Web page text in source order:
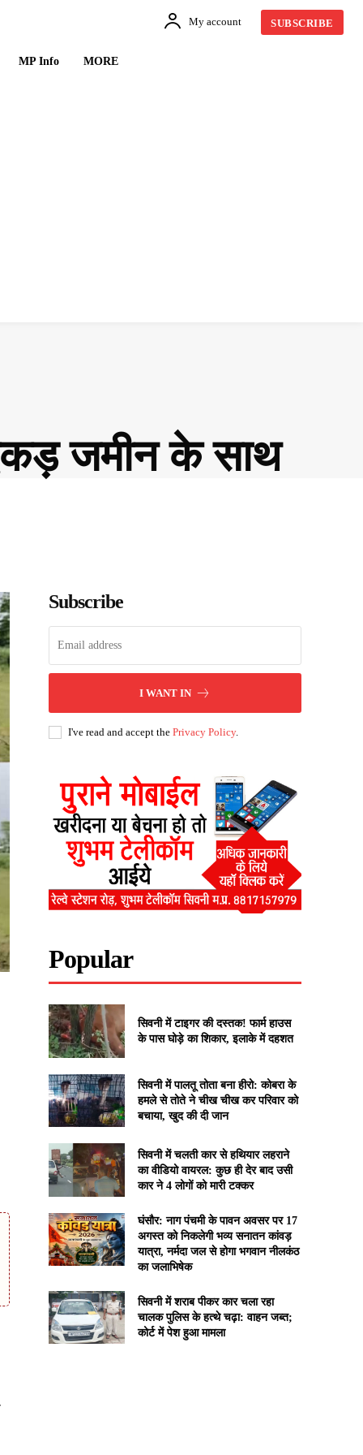
My account SUBSCRIBE
MP Info MORE
जमीन के साथ
Subscribe
I WANT IN
I've read and accept thePrivacy Policy.
Popular
सिवनी में टाइगर की दस्तक! फार्म हाउस
के पास घोड़े का शिकार, इलाके में दहशत
सिवनी में पालतू तोता बना हीरो: कोबरा के
हमले से तोते ने चीख चीख कर परिवार को
बचाया, खुद की दी जान
सिवनी में चलती कार से हथियार लहराने
का वीडियो वायरल: कुछ ही देर बाद उसी
कार ने 4 लोगों को मारी टक्कर
घंसौर: नाग पंचमी के पावन अवसर पर 17
अगस्त को निकलेगी भव्य सनातन कांवड़
यात्रा, नर्मदा जल से होगा भगवान नीलकंठ
का जलाभिषेक
सिवनी में शराब पीकर कार चला रहा
चालक पुलिस के हत्थे चढ़ा: वाहन जब्त;
कोर्ट में पेश हुआ मामला